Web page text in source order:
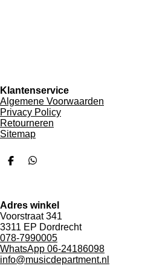
Klantenservice
Algemene Voorwaarden
Privacy Policy
Retourneren
Sitemap
D
n
D
n
Adres winkel
Voorstraat 341
3311 EP Dordrecht
078-7990005
WhatsApp 06-24186098
info@musicdepartment.nl